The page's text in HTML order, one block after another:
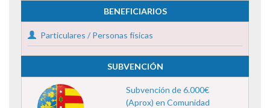
BENEFICIARIOS
Particulares / Personas físicas
SUBVENCIÓN
Subvención de 6.000€
(Aprox) en Comunidad